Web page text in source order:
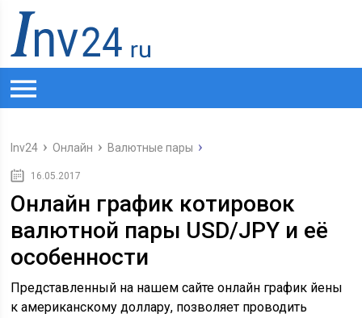
Inv24 Онлайн Валютные пары
16.05.2017
Онлайн график котировок
валютной пары USD/JPY и её
особенности
Представленный на нашем сайте онлайн график йены
к американскому доллару, позволяет проводить